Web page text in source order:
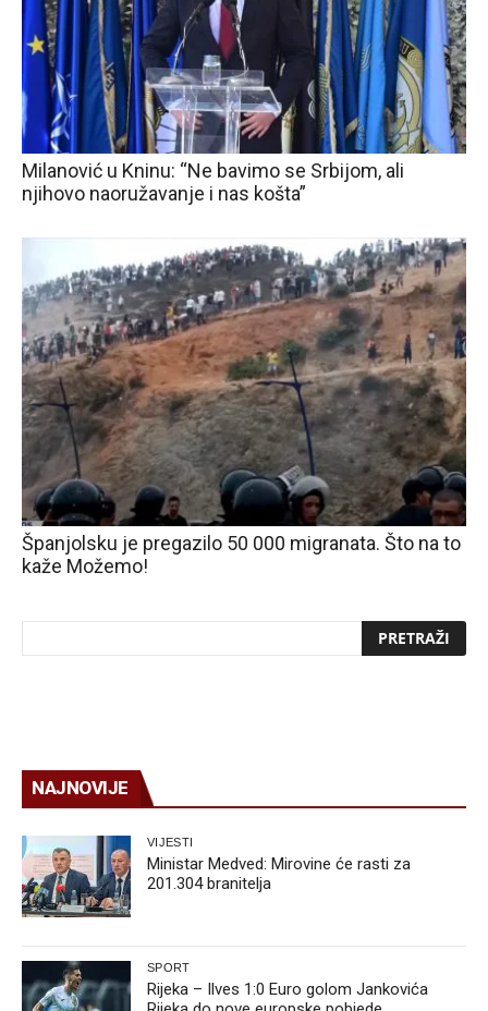
Milanović u Kninu: “Ne bavimo se Srbijom, ali
njihovo naoružavanje i nas košta”
Španjolsku je pregazilo 50 000 migranata. Što na to
kaže Možemo!
NAJNOVIJE
VIJESTI
Ministar Medved: Mirovine će rasti za
201.304 branitelja
SPORT
Rijeka – Ilves 1:0 Euro golom Jankovića